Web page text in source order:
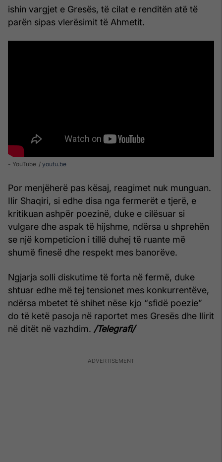
ishin vargjet e Gresës, të cilat e renditën atë të
parën sipas vlerësimit të Ahmetit.
- YouTube youtu.be
Por menjëherë pas kësaj, reagimet nuk munguan.
Ilir Shaqiri, si edhe disa nga fermerët e tjerë, e
kritikuan ashpër poezinë, duke e cilësuar si
vulgare dhe aspak të hijshme, ndërsa u shprehën
se një kompeticion i tillë duhej të ruante më
shumë finesë dhe respekt mes banorëve.
Ngjarja solli diskutime të forta në fermë, duke
shtuar edhe më tej tensionet mes konkurrentëve,
ndërsa mbetet të shihet nëse kjo “sfidë poezie”
do të ketë pasoja në raportet mes Gresës dhe Ilirit
në ditët në vazhdim. /Telegrafi/